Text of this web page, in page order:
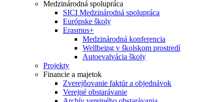
Medzinárodná spolupráca
SICI Medzinárodná spolupráca
Európske školy
Erasmus+
Medzinárodná konferencia
Wellbeing v školskom prostredí
Autoevalvácia školy
Projekty
Financie a majetok
Zverejňovanie faktúr a objednávok
Verejné obstarávanie